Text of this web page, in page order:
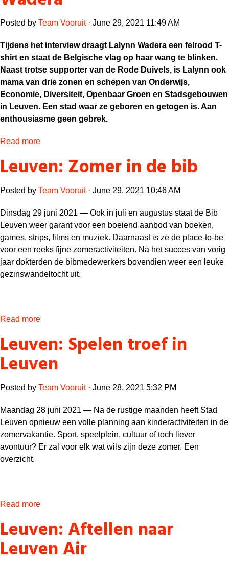
Posted by Team Vooruit· June 29, 2021 11:49 AM
Tijdens het interview draagt Lalynn Wadera een felrood T-
shirt en staat de Belgische vlag op haar wang te blinken.
Naast trotse supporter van de Rode Duivels, is Lalynn ook
mama van drie zonen en schepen van Onderwijs,
Economie, Diversiteit, Openbaar Groen en Stadsgebouwen
in Leuven. Een stad waar ze geboren en getogen is. Aan
enthousiasme geen gebrek.
Read more
Leuven: Zomer in de bib
Posted by Team Vooruit· June 29, 2021 10:46 AM
Dinsdag 29 juni 2021 — Ook in juli en augustus staat de Bib
Leuven weer garant voor een boeiend aanbod van boeken,
games, strips, films en muziek. Daarnaast is ze de place-to-be
voor een reeks fijne zomeractiviteiten. Na het succes van vorig
jaar dokterden de bibmedewerkers bovendien weer een leuke
gezinswandeltocht uit.
Read more
Leuven: Spelen troef in
Leuven
Posted by Team Vooruit· June 28, 2021 5:32 PM
Maandag 28 juni 2021 — Na de rustige maanden heeft Stad
Leuven opnieuw een volle planning aan kinderactiviteiten in de
zomervakantie. Sport, speelplein, cultuur of toch liever
avontuur? Er zal voor elk wat wils zijn deze zomer. Een
overzicht.
Read more
Leuven: Aftellen naar
Leuven Air